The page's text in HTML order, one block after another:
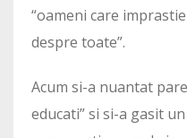
“oameni care
despre toate”.
Acum si-a nuantat
educati” si si-a gasit